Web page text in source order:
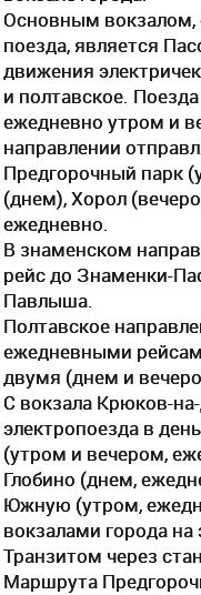
Основным
поезда, является
движения
и полтавское.
ежедневно утром и
направлении
Предгорочный парк
(днем), Хорол
ежедневно.
В знаменском
рейс до Знаменки-
Павлыша.
Полтавское
ежедневными
двумя (днем и
С вокзала Крюков-
электропоезда в
(утром и вечером,
Глобино (днем,
Южную (утром,
вокзалами города
Транзитом через
Маршрута